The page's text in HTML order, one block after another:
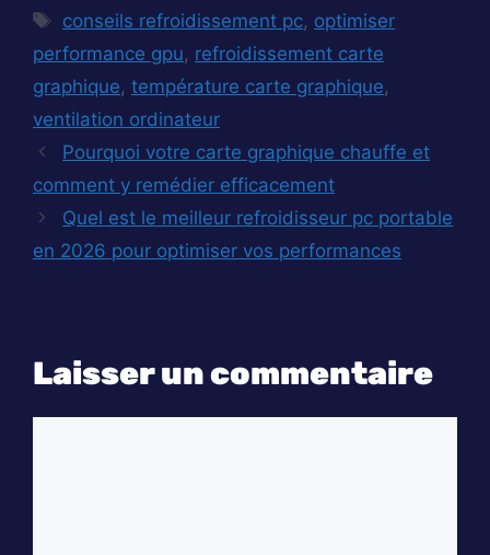
Étiquettes
conseils refroidissement pc, optimiser
performance gpu, refroidissement carte
graphique, température carte graphique,
ventilation ordinateur
Pourquoi votre carte graphique chauffe et
comment y remédier efficacement
Quel est le meilleur refroidisseur pc portable
en 2026 pour optimiser vos performances
Laisser un commentaire